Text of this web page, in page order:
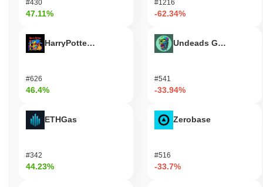
#430
47.11%
HarryPotterObamaSonic10Inu (ETH)
#626
46.4%
ETHGas
#342
44.23%
#1216
-62.34%
Undeads Games
#541
-33.94%
Zerobase
#516
-33.7%